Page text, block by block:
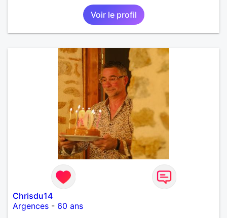
Voir le profil
Chrisdu14
Argences - 60 ans